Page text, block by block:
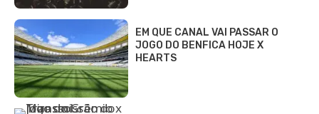
EM QUE CANAL VAI PASSAR O
JOGO DO BENFICA HOJE X
HEARTS